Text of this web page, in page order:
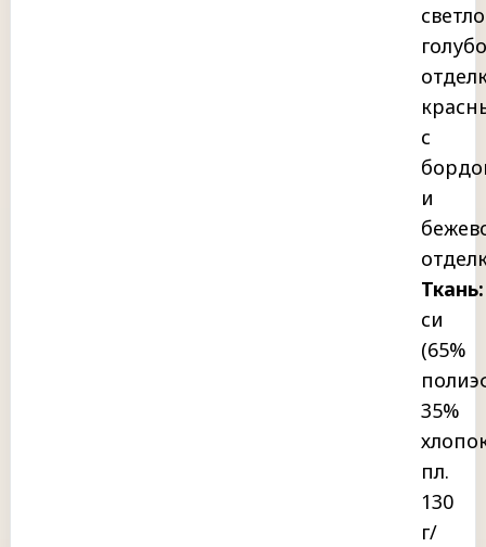
с
и
Ткань:
си
(65%
35%
пл.
130
г/